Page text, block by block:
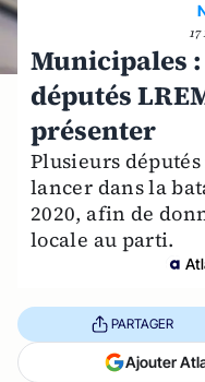
Municipales
députés
présenter
Plusieurs
lancer dans la
2020, afin de
locale au parti.
PARTAGER
Ajouter